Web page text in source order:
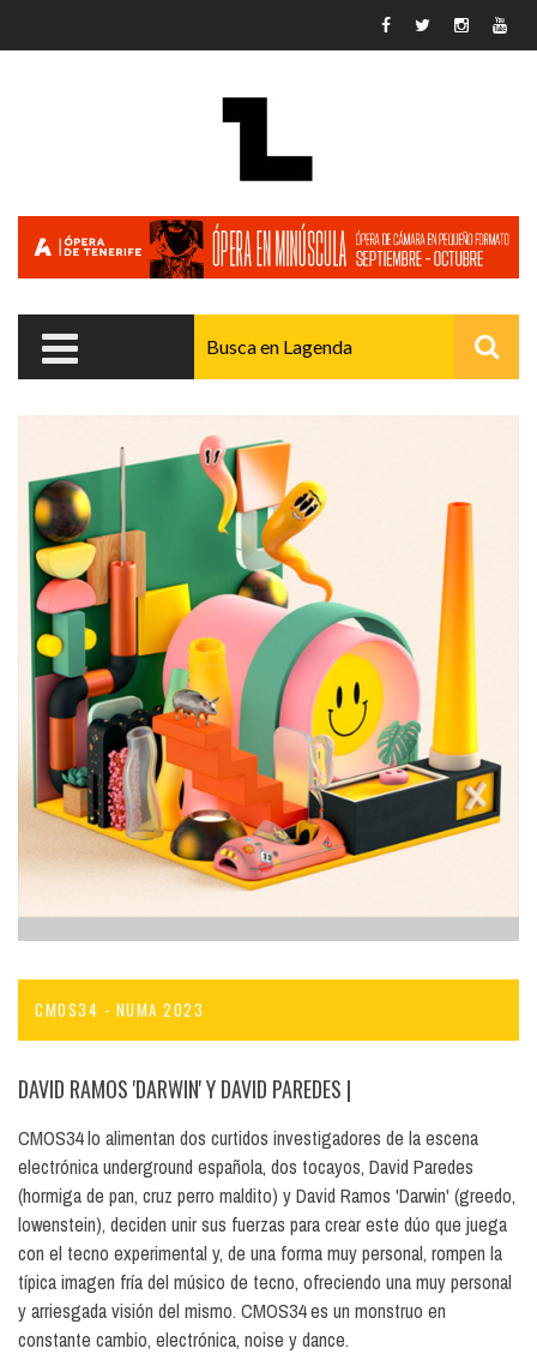
CMOS34 - NUMA 2023
DAVID RAMOS 'DARWIN' Y DAVID PAREDES |
CMOS34 lo alimentan dos curtidos investigadores de la escena
electrónica underground española, dos tocayos, David Paredes
(hormiga de pan, cruz perro maldito) y David Ramos 'Darwin' (greedo,
lowenstein), deciden unir sus fuerzas para crear este dúo que juega
con el tecno experimental y, de una forma muy personal, rompen la
típica imagen fría del músico de tecno, ofreciendo una muy personal
y arriesgada visión del mismo. CMOS34 es un monstruo en
constante cambio, electrónica, noise y dance.